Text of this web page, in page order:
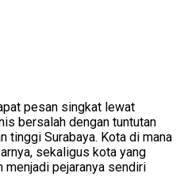
pesan singkat lewat
bersalah dengan tuntutan
tinggi Surabaya. Kota di mana
sekaligus kota yang
menjadi pejaranya sendiri